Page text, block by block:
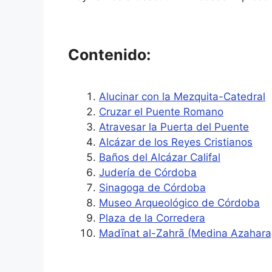
Contenido:
Alucinar con la Mezquita-Catedral
Cruzar el Puente Romano
Atravesar la Puerta del Puente
Alcázar de los Reyes Cristianos
Baños del Alcázar Califal
Judería de Córdoba
Sinagoga de Córdoba
Museo Arqueológico de Córdoba
Plaza de la Corredera
Madīnat al-Zahrā (Medina